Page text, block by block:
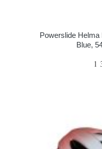
Powerslide
Blue,
1